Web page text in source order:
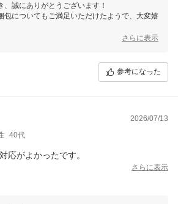
、誠にありがとうございます！
包についてもご満足いただけたようで、大変嬉
な対応を心がけてまいりますので、今後ともよ
さらに表示
参考になった
2026/07/13
40代
応がよかったです。
さらに表示